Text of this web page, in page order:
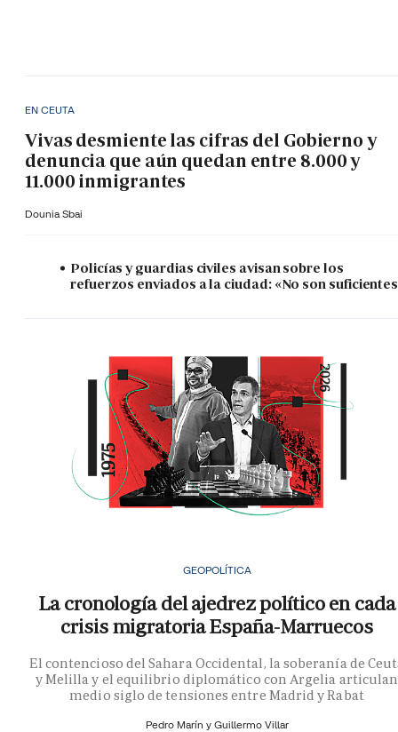
EN CEUTA
Vivas desmiente las cifras del Gobierno y
denuncia que aún quedan entre 8.000 y
11.000 inmigrantes
Dounia Sbai
Policías y guardias civiles avisan sobre los
refuerzos enviados a la ciudad: «No son
GEOPOLÍTICA
La cronología del ajedrez político en cada
crisis migratoria España-Marruecos
El contencioso del Sahara Occidental, la soberanía de
y Melilla y el equilibrio diplomático con Argelia articulan
medio siglo de tensiones entre Madrid y Rabat
Pedro Marín y Guillermo Villar